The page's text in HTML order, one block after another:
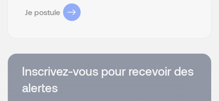
Je postule
Inscrivez-vous pour recevoir des
alertes